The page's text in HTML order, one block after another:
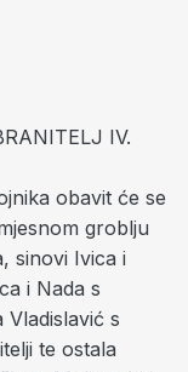
IV.
obavit će se
groblju
sinovi Ivica i
i Nada s
s
te ostala